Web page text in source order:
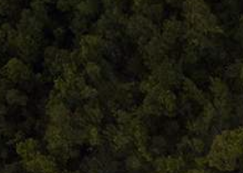
Întreținere produse
Facebook.com/atelieruldeistorie
Contact@atelieruldeistorie.ro
0748.884.543
Termeni și condiții
ANPC